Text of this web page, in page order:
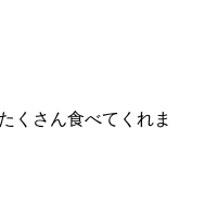
くさん食べてくれま